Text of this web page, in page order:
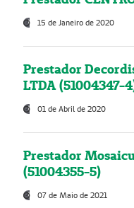
15 de Janeiro de 2020
Prestador
LTDA (51004347-
01 de Abril de 2020
Prestador
(51004355-5)
07 de Maio de 2021